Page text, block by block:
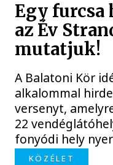
Egy
az Év
mutatjuk!
A Balatoni Kör
alkalommal
versenyt,
22
fonyódi hely
KÖZÉLET